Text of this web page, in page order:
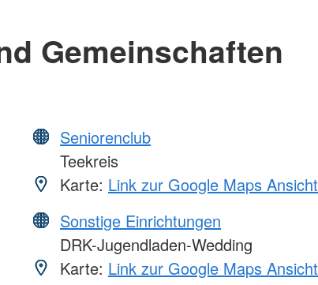
Gemeinschaften
Seniorenclub
Teekreis
Karte: Link zur Google Maps Ansicht
Sonstige Einrichtungen
DRK-Jugendladen-Wedding
Karte: Link zur Google Maps Ansicht